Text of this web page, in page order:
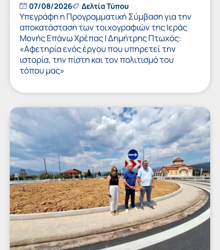
07/08/2026 Δελτία Τύπου
Υπεγράφη η Προγραμματική Σύμβαση για την
αποκατάσταση των τοιχογραφιών της Ιεράς
Μονής Επάνω Χρέπας | Δημήτρης Πτωχός:
«Αφετηρία ενός έργου που υπηρετεί την
ιστορία, την πίστη και τον πολιτισμό του
τόπου μας»